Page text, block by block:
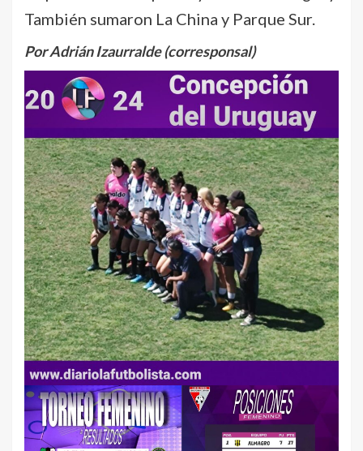
También sumaron La China y Parque Sur.
Por Adrián Izaurralde (corresponsal)